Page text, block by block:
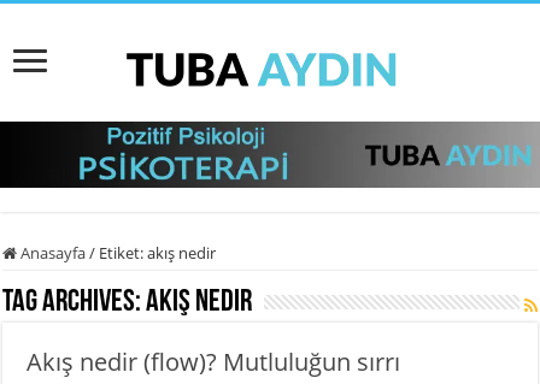
Anasayfa/ Etiket:akış nedir
Tag Archives:akış nedir
Akış nedir (flow)? Mutluluğun sırrı